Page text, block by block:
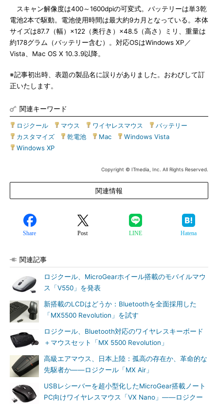
スキャン解像度は400～1600dpiの可変式。バッテリーは単3乾
電池2本で駆動。電池使用時間は最大約9カ月となっている。本体
サイズは87.7（幅）×122（奥行き）×48.5（高さ）ミリ、重量は
約178グラム（バッテリー含む）。対応OSはWindows XP／
Vista、Mac OS X 10.3.9以降。
※記事初出時、表題の製品名に誤りがありました。おわびして訂
正いたします。
関連キーワード
ロジクール マウス ワイヤレスマウス バッテリー
カスタマイズ
乾電池 Mac Windows Vista
Windows XP
Copyright © ITmedia, Inc. All Rights Reserved.
関連情報
Share Post LINE Hatena
関連記事
ロジクール、MicroGearホイール搭載のモバイルマウ
ス「V550」を発表
新搭載のLCDはどうか：Bluetoothを全面採用した
「MX5500 Revolution」を試す
ロジクール、Bluetooth対応のワイヤレスキーボード
＋マウスセット「MX 5500 Revolution」
高級エアマウス、日本上陸：孤高の存在か、革命的な
先駆者か――ロジクール「MX Air」
USBレシーバーを超小型化したMicroGear搭載ノート
PC向けワイヤレスマウス「VX Nano」――ロジクー